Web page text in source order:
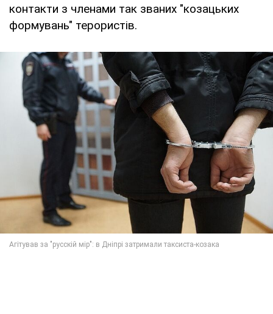
контакти з членами так званих "козацьких
формувань" терористів.